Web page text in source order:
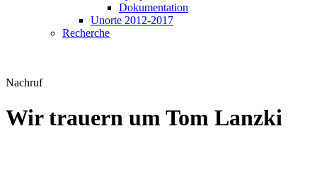
Dokumentation
Unorte 2012-2017
Recherche
Nachruf
Wir trauern um Tom Lanzki